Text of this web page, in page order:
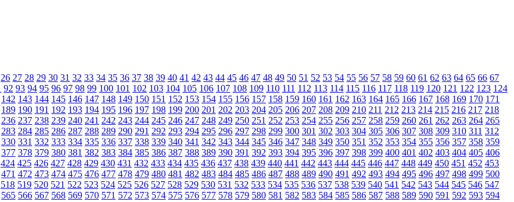
26 27 28 29 30 31 32 33 34 35 36 37 38 39 40 41 42 43 44 45 46 47 48 49 50 51 52 53 54 55 56 57 58 59 60 61 62 63 64 65 66 67
92 93 94 95 96 97 98 99 100 101 102 103 104 105 106 107 108 109 110 111 112 113 114 115 116 117 118 119 120 121 122 123 124
142 143 144 145 146 147 148 149 150 151 152 153 154 155 156 157 158 159 160 161 162 163 164 165 166 167 168 169 170 171
189 190 191 192 193 194 195 196 197 198 199 200 201 202 203 204 205 206 207 208 209 210 211 212 213 214 215 216 217 218
236 237 238 239 240 241 242 243 244 245 246 247 248 249 250 251 252 253 254 255 256 257 258 259 260 261 262 263 264 265
283 284 285 286 287 288 289 290 291 292 293 294 295 296 297 298 299 300 301 302 303 304 305 306 307 308 309 310 311 312
330 331 332 333 334 335 336 337 338 339 340 341 342 343 344 345 346 347 348 349 350 351 352 353 354 355 356 357 358 359
377 378 379 380 381 382 383 384 385 386 387 388 389 390 391 392 393 394 395 396 397 398 399 400 401 402 403 404 405 406
424 425 426 427 428 429 430 431 432 433 434 435 436 437 438 439 440 441 442 443 444 445 446 447 448 449 450 451 452 453
471 472 473 474 475 476 477 478 479 480 481 482 483 484 485 486 487 488 489 490 491 492 493 494 495 496 497 498 499 500
518 519 520 521 522 523 524 525 526 527 528 529 530 531 532 533 534 535 536 537 538 539 540 541 542 543 544 545 546 547
565 566 567 568 569 570 571 572 573 574 575 576 577 578 579 580 581 582 583 584 585 586 587 588 589 590 591 592 593 594